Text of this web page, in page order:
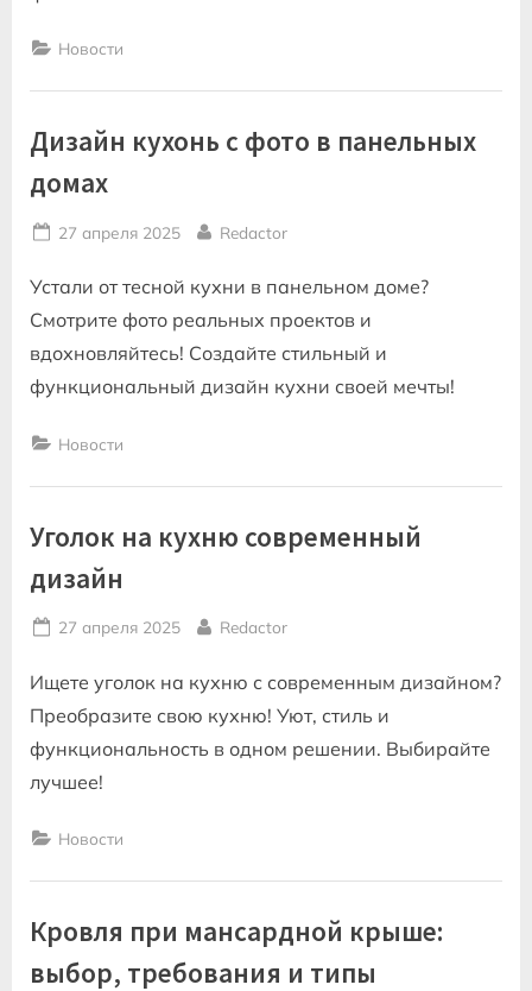
Новости
Дизайн кухонь с фото в панельных
домах
Posted
27 апреля 2025 By
Redactor
Устали от тесной кухни в панельном доме?
Смотрите фото реальных проектов и
вдохновляйтесь! Создайте стильный и
функциональный дизайн кухни своей мечты!
Новости
Уголок на кухню современный
дизайн
Posted
27 апреля 2025 By
Redactor
Ищете уголок на кухню с современным дизайном?
Преобразите свою кухню! Уют, стиль и
функциональность в одном решении. Выбирайте
лучшее!
Новости
Кровля при мансардной крыше:
выбор, требования и типы